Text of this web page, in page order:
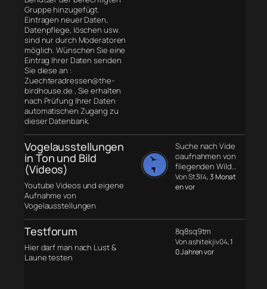
Gruppe hinzugefügt.
Eintragen neuer Daten,
Datenpflege, löschen usw.
sind nur durch Moderatoren
möglich. Wünschen Sie eine
Eintrag Ihrer Daten senden
Sie diese an :
Zuechteradressen@the-
birdhouse.de , Sie erhalten
nach Prüfung Ihrer Daten
automatischen Zugang zu
dieser Datenbank.
Vogelausstellungen
in Ton und Bild
(Videos)
Youtube Videos und eigene
Aufnahme von
Vogelausstellungen
Suche nach Vide
oaufnahmen von
fliegenden Wild…
Von St3ll4, 3 Monat
en vor
Testforum
Hier darf man nach Lust &
Laune testen
8q8sq9tm
Von ashitekjiv04, 1
0 Jahren vor